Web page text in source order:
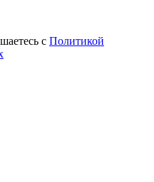
с Политикой